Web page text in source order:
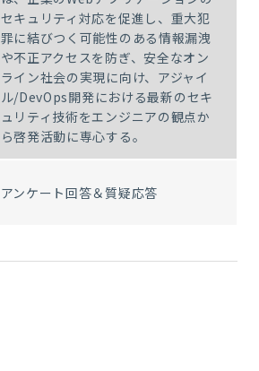
セキュリティ対応を促進し、重大犯
罪に結びつく可能性のある情報漏洩
や不正アクセスを防ぎ、安全なオン
ライン社会の実現に向け、アジャイ
ル/DevOps開発における最新のセキ
ュリティ技術をエンジニアの観点か
ら啓発活動に専心する。
アンケート回答＆質疑応答